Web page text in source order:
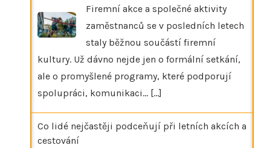
Firemní akce a společné aktivity
zaměstnanců se v posledních letech
staly běžnou součástí firemní
kultury. Už dávno nejde jen o formální setkání,
ale o promyšlené programy, které podporují
spolupráci, komunikaci… [...]
Co lidé nejčastěji podceňují při letních akcích a
cestování